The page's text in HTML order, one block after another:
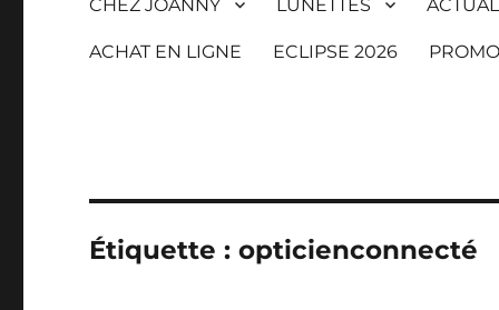
CHEZ JOANNY LUNETTES
ACHAT EN LIGNE ECLIPSE 2026
Étiquette :opticienconnecté